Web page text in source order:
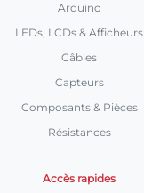
Arduino
LEDs, LCDs & Afficheurs
Câbles
Capteurs
Composants & Pièces
Résistances
Accès rapides